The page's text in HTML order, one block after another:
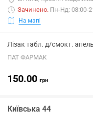
Зачинено. Пн-Нд: 08:00-
На мапі
Лізак табл. д/смокт.
ПАТ ФАРМАК
150.00 грн
Київська 44